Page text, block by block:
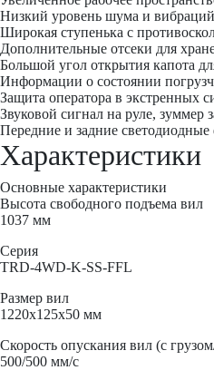
Низкий уровень шума и
Широкая ступенька с
Дополнительные отсеки для
Большой угол открытия капота
Информации о состоянии
Защита оператора в экстренных
Звуковой сигнал на руле, зуммер
Передние и задние
Характеристики
Основные характеристики
Высота свободного подъема вил
1037 мм
Серия
TRD-4WD-K-SS-FFL
Размер вил
1220x125x50 мм
Скорость опускания вил (с
500/500 мм/с